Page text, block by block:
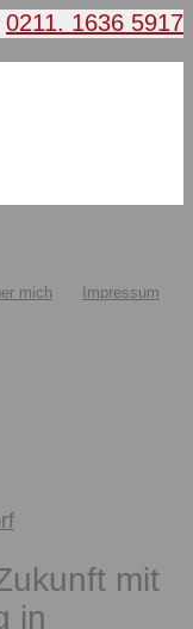
0211. 1636 5917
mich Impressum
mit
in